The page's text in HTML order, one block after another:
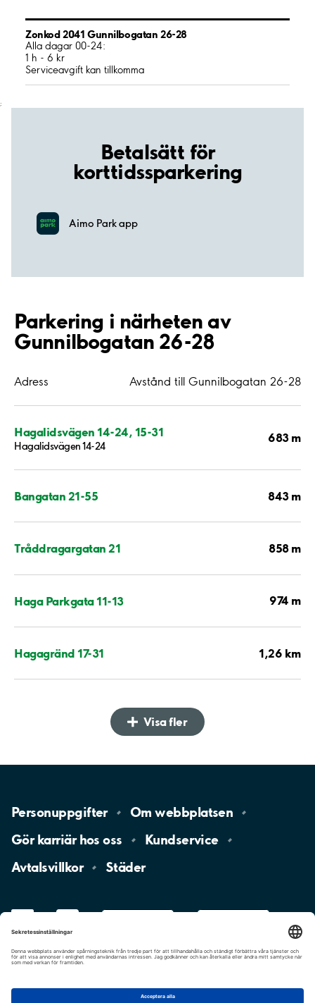
Zonkod 2041 Gunnilbogatan 26-28
Alla dagar 00-24:
1 h - 6 kr
Serviceavgift kan tillkomma
;
Betalsätt för
korttidssparkering
Aimo Park app
Parkering i närheten av
Gunnilbogatan 26-28
Adress Avstånd till Gunnilbogatan 26-28
Hagalidsvägen 14-24, 15-31
Hagalidsvägen 14-24
683 m
Bangatan 21-55 843 m
Tråddragargatan 21 858 m
Haga Parkgata 11-13 974 m
Hagagränd 17-31 1,26 km
Visa fler
Personuppgifter Omwebbplatsen
Gör karriär hososs
Kundservice
Avtalsvillkor
Städer